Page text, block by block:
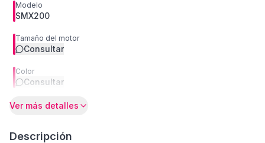
Modelo
SMX200
Tamaño del motor
Consultar
Color
Consultar
Ver más detalles
Descripción